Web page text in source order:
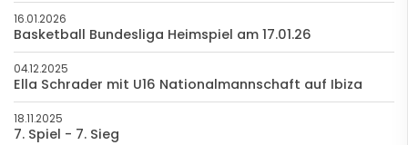
16.01.2026
Basketball Bundesliga Heimspiel am 17.01.26
04.12.2025
Ella Schrader mit U16 Nationalmannschaft auf Ibiza
18.11.2025
7. Spiel - 7. Sieg